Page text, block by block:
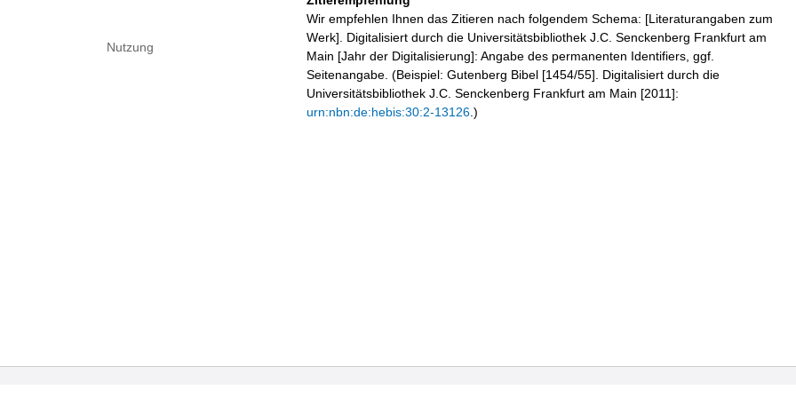
Nutzung
Wir empfehlen Ihnen das Zitieren nach folgendem Schema: [Literaturangaben zum
Werk]. Digitalisiert durch die Universitätsbibliothek J.C. Senckenberg Frankfurt am
Main [Jahr der Digitalisierung]: Angabe des permanenten Identifiers, ggf.
Seitenangabe. (Beispiel: Gutenberg Bibel [1454/55]. Digitalisiert durch die
Universitätsbibliothek J.C. Senckenberg Frankfurt am Main [2011]:
urn:nbn:de:hebis:30:2-13126 .)